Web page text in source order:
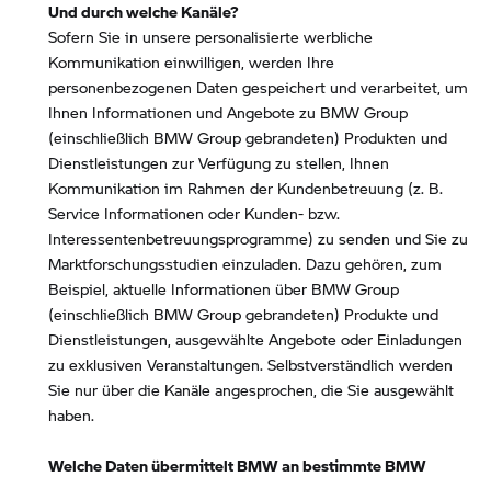
Und durch welche Kanäle?
Sofern Sie in unsere personalisierte werbliche
Kommunikation einwilligen, werden Ihre
personenbezogenen Daten gespeichert und verarbeitet, um
Ihnen Informationen und Angebote zu BMW Group
(einschließlich BMW Group gebrandeten) Produkten und
Dienstleistungen zur Verfügung zu stellen, Ihnen
Kommunikation im Rahmen der Kundenbetreuung (z. B.
Service Informationen oder Kunden- bzw.
Interessentenbetreuungsprogramme) zu senden und Sie zu
Marktforschungsstudien einzuladen. Dazu gehören, zum
Beispiel, aktuelle Informationen über BMW Group
(einschließlich BMW Group gebrandeten) Produkte und
Dienstleistungen, ausgewählte Angebote oder Einladungen
zu exklusiven Veranstaltungen. Selbstverständlich werden
Sie nur über die Kanäle angesprochen, die Sie ausgewählt
haben.
Welche Daten übermittelt BMW an bestimmte BMW